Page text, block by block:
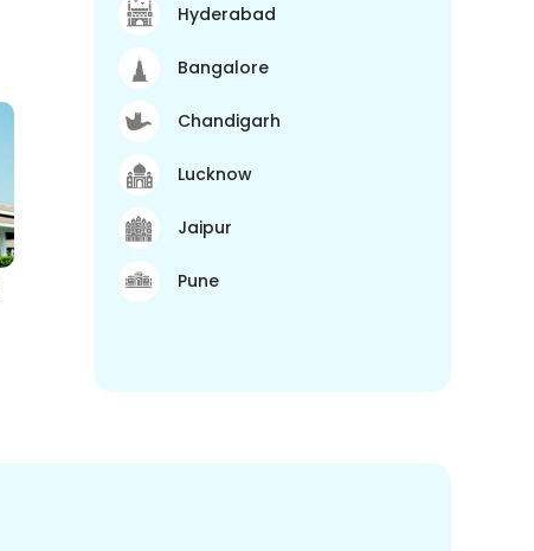
Hyderabad
Bangalore
Chandigarh
Lucknow
Jaipur
Pune